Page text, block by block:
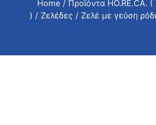
Home / Προϊόντα HO.RE.CA.
) / Ζελέδες / Ζελέ με γεύση